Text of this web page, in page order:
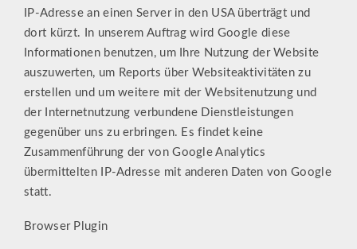
IP-Adresse an einen Server in den USA überträgt und
dort kürzt. In unserem Auftrag wird Google diese
Informationen benutzen, um Ihre Nutzung der Website
auszuwerten, um Reports über Websiteaktivitäten zu
erstellen und um weitere mit der Websitenutzung und
der Internetnutzung verbundene Dienstleistungen
gegenüber uns zu erbringen. Es findet keine
Zusammenführung der von Google Analytics
übermittelten IP-Adresse mit anderen Daten von Google
statt.
Browser Plugin